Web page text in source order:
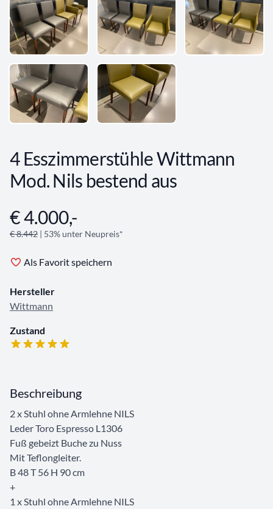
4 Esszimmerstühle Wittmann
Mod. Nils bestend aus
Angebotsinformationen
€ 4.000,-
€ 8.442 | 53% unter Neupreis*
Als Favorit speichern
Hersteller
Wittmann
Zustand
Beschreibung
2 x Stuhl ohne Armlehne NILS
Leder Toro Espresso L1306
Fuß gebeizt Buche zu Nuss
Mit Teflongleiter.
B 48 T 56 H 90 cm
+
1 x Stuhl ohne Armlehne NILS